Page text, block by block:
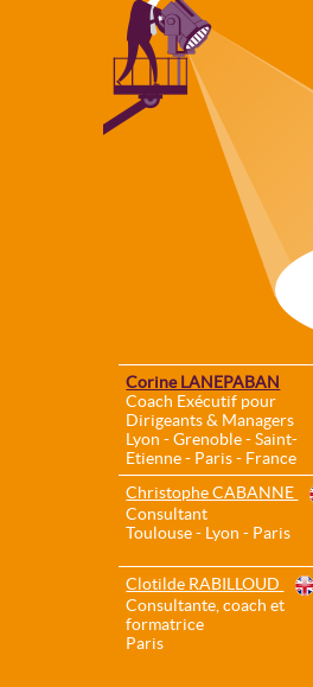
Corine LANEPABAN
Coach Exécutif pour
Dirigeants & Managers
Lyon - Grenoble - Saint-
Etienne - Paris - France
Christophe CABANNE
Consultant
Toulouse - Lyon - Paris
Clotilde RABILLOUD
Consultante, coach et
formatrice
Paris